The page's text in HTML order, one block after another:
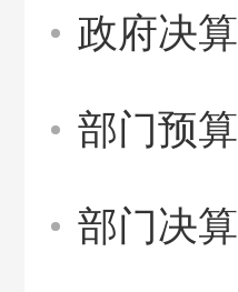
政府决算
部门预算
部门决算